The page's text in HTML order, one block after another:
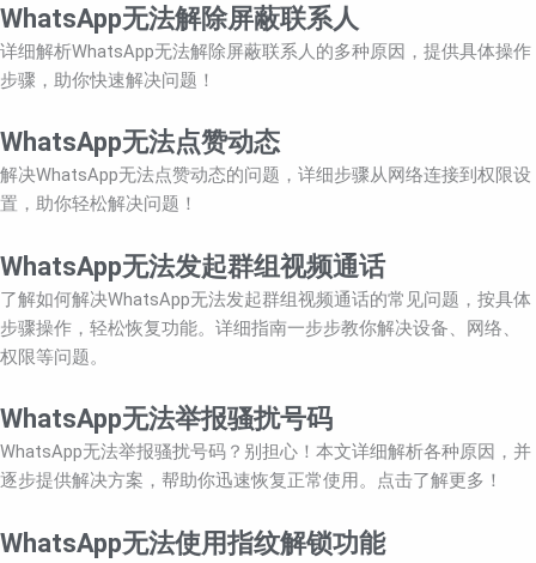
WhatsApp无法解除屏蔽联系人
详细解析WhatsApp无法解除屏蔽联系人的多种原因，提供具体操作
步骤，助你快速解决问题！
WhatsApp无法点赞动态
解决WhatsApp无法点赞动态的问题，详细步骤从网络连接到权限设
置，助你轻松解决问题！
WhatsApp无法发起群组视频通话
了解如何解决WhatsApp无法发起群组视频通话的常见问题，按具体
步骤操作，轻松恢复功能。详细指南一步步教你解决设备、网络、
权限等问题。
WhatsApp无法举报骚扰号码
WhatsApp无法举报骚扰号码？别担心！本文详细解析各种原因，并
逐步提供解决方案，帮助你迅速恢复正常使用。点击了解更多！
WhatsApp无法使用指纹解锁功能